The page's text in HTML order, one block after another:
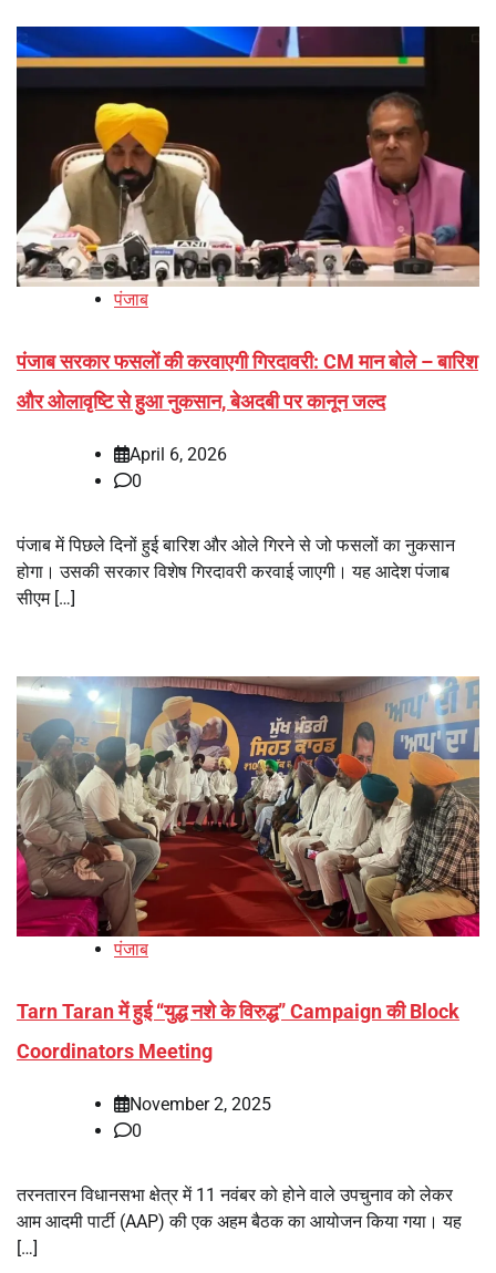
पंजाब
पंजाब सरकार फसलों की करवाएगी गिरदावरी: CM मान बोले – बारिश
और ओलावृष्टि से हुआ नुकसान, बेअदबी पर कानून जल्द
April 6, 2026
0
पंजाब में पिछले दिनों हुई बारिश और ओले गिरने से जो फसलों का नुकसान
होगा। उसकी सरकार विशेष गिरदावरी करवाई जाएगी। यह आदेश पंजाब
सीएम […]
पंजाब
Tarn Taran में हुई “युद्ध नशे के विरुद्ध” Campaign की Block
Coordinators Meeting
November 2, 2025
0
तरनतारन विधानसभा क्षेत्र में 11 नवंबर को होने वाले उपचुनाव को लेकर
आम आदमी पार्टी (AAP) की एक अहम बैठक का आयोजन किया गया। यह
[…]